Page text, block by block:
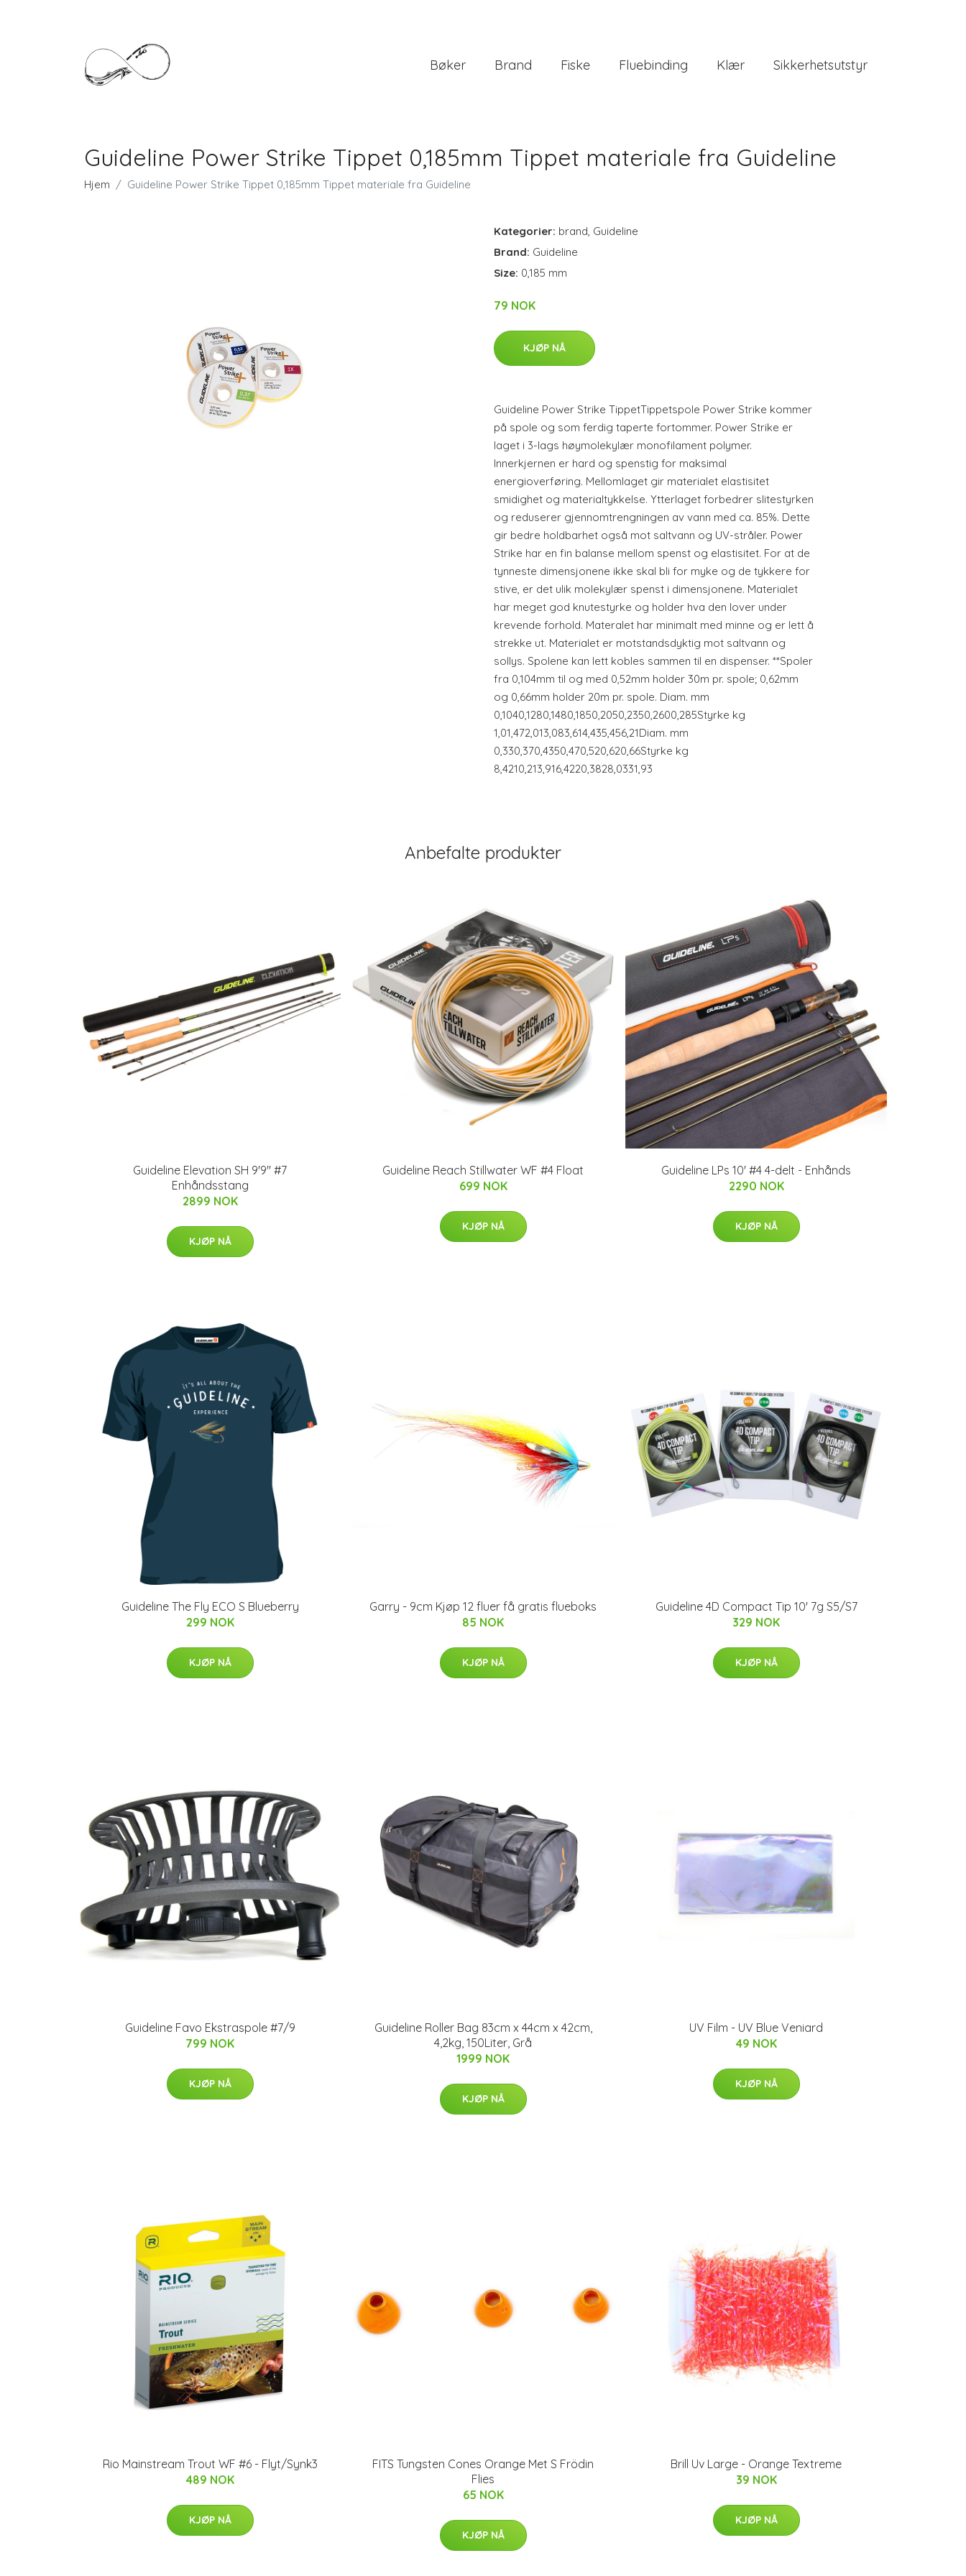
Bøker Brand Fiske Fluebinding Klær Sikkerhetsutstyr
Guideline Power Strike Tippet 0,185mm Tippet materiale fra Guideline
Hjem Guideline Power Strike Tippet 0,185mm Tippet materiale fra Guideline
Kategorier: brand, Guideline
Brand: Guideline
Size: 0,185 mm
79 NOK
KJØP NÅ
Guideline Power Strike TippetTippetspole Power Strike kommer
på spole og som ferdig taperte fortommer. Power Strike er
laget i 3-lags høymolekylær monofilament polymer.
Innerkjernen er hard og spenstig for maksimal
energioverføring. Mellomlaget gir materialet elastisitet
smidighet og materialtykkelse. Ytterlaget forbedrer slitestyrken
og reduserer gjennomtrengningen av vann med ca. 85%. Dette
gir bedre holdbarhet også mot saltvann og UV-stråler. Power
Strike har en fin balanse mellom spenst og elastisitet. For at de
tynneste dimensjonene ikke skal bli for myke og de tykkere for
stive, er det ulik molekylær spenst i dimensjonene. Materialet
har meget god knutestyrke og holder hva den lover under
krevende forhold. Materalet har minimalt med minne og er lett å
strekke ut. Materialet er motstandsdyktig mot saltvann og
sollys. Spolene kan lett kobles sammen til en dispenser. **Spoler
fra 0,104mm til og med 0,52mm holder 30m pr. spole; 0,62mm
og 0,66mm holder 20m pr. spole. Diam. mm
0,1040,1280,1480,1850,2050,2350,2600,285Styrke kg
1,01,472,013,083,614,435,456,21Diam. mm
0,330,370,4350,470,520,620,66Styrke kg
8,4210,213,916,4220,3828,0331,93
Anbefalte produkter
Guideline Elevation SH 9'9" #7
Enhåndsstang
2899 NOK
KJØP NÅ
Guideline Reach Stillwater WF #4 Float
699 NOK
KJØP NÅ
Guideline LPs 10' #4 4-delt - Enhånds
2290 NOK
KJØP NÅ
Guideline The Fly ECO S Blueberry
299 NOK
KJØP NÅ
Garry - 9cm Kjøp 12 fluer få gratis flueboks
85 NOK
KJØP NÅ
Guideline 4D Compact Tip 10' 7g S5/S7
329 NOK
KJØP NÅ
Guideline Favo Ekstraspole #7/9
799 NOK
KJØP NÅ
Guideline Roller Bag 83cm x 44cm x 42cm,
4,2kg, 150Liter, Grå
1999 NOK
KJØP NÅ
UV Film - UV Blue Veniard
49 NOK
KJØP NÅ
Rio Mainstream Trout WF #6 - Flyt/Synk3
489 NOK
KJØP NÅ
FITS Tungsten Cones Orange Met S Frödin
Flies
65 NOK
KJØP NÅ
Brill Uv Large - Orange Textreme
39 NOK
KJØP NÅ